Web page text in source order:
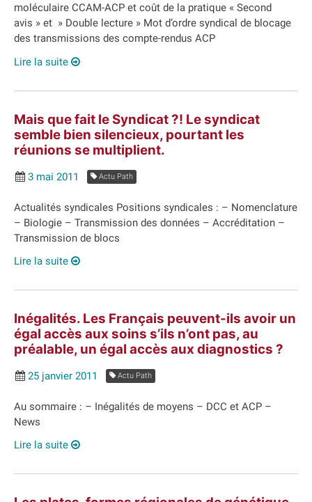
moléculaire CCAM-ACP et coût de la pratique « Second
avis » et » Double lecture » Mot d’ordre syndical de blocage
des transmissions des compte-rendus ACP
Lire la suite
Mais que fait le Syndicat ?! Le syndicat
semble bien silencieux, pourtant les
réunions se multiplient.
3 mai 2011 Actu Path
Actualités syndicales Positions syndicales : – Nomenclature
– Biologie – Transmission des données – Accréditation –
Transmission de blocs
Lire la suite
Inégalités. Les Français peuvent-ils avoir un
égal accès aux soins s’ils n’ont pas, au
préalable, un égal accès aux diagnostics ?
25 janvier 2011 Actu Path
Au sommaire : – Inégalités de moyens – DCC et ACP –
News
Lire la suite